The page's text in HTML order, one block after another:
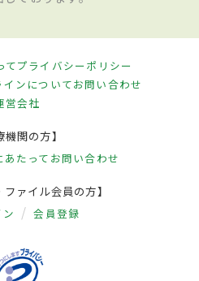
てプライバシーポリシー
ンについてお問い合わせ
営会社
機関の方】
たって お問い合わせ
ファイル会員の方】
会員登録